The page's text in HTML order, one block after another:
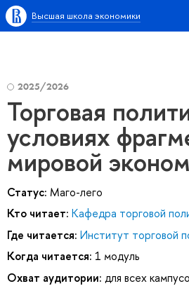
Высшая школа экономики
2025/2026
Торговая
условиях
мировой
Статус: Маго-лего
Кто читает: Кафедра торговой
Где читается: Институт торговой
Когда читается: 1 модуль
Охват аудитории: для всех